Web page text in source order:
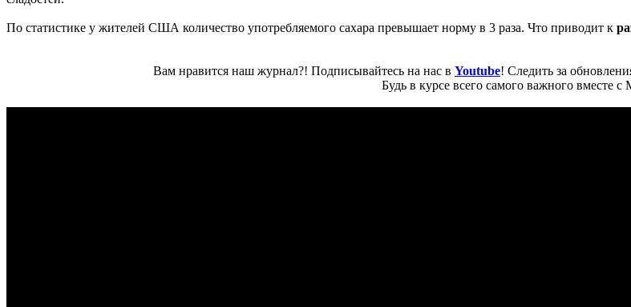
По статистике у жителей США количество употребляемого сахара превышает норму в 3 раза. Что приводит к
Вам нравится наш журнал?! Подписывайтесь на нас в Youtube! Следить за
Будь в курсе всего самого важного вместе